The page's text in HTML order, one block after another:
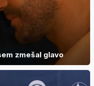
zmešal glavo